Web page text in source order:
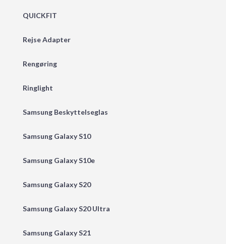
QUICKFIT
Rejse Adapter
Rengøring
Ringlight
Samsung Beskyttelseglas
Samsung Galaxy S10
Samsung Galaxy S10e
Samsung Galaxy S20
Samsung Galaxy S20 Ultra
Samsung Galaxy S21